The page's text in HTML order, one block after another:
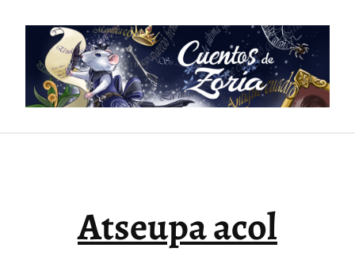
contenido
Atseupa acol